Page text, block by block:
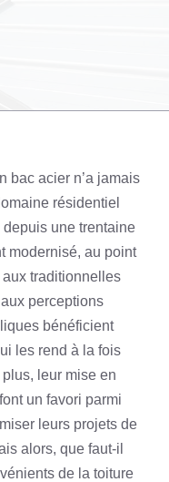
bac acier n’a jamais
résidentiel
une trentaine
modernisé, au point
traditionnelles
perceptions
bénéficient
les rend à la fois
leur mise en
un favori parmi
leurs projets de
alors, que faut-il
de la toiture